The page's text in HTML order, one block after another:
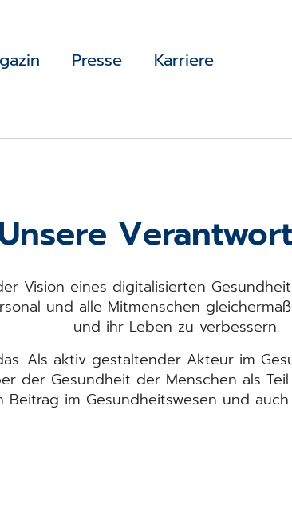
Presse Karriere
Vision eines digitalisierten
und alle Mitmenschen
und ihr Leben zu verbessern.
Als aktiv gestaltender Akteur im
der Gesundheit der Menschen als
Beitrag im Gesundheitswesen und